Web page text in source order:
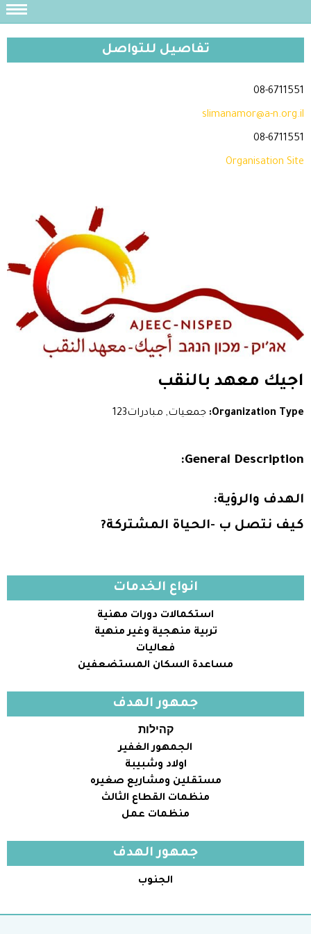
تفاصيل للتواصل
08-6711551
slimanamor@a-n.org.il
08-6711551
Organisation Site
اجيك معهد بالنقب
Organization Type: جمعيات, مبادرات123
General Description:
الهدف والرؤية:
كيف نتصل ب -الحياة المشتركة?
انواع الخدمات
استكمالات دورات مهنية
تربية منهجية وغير منهية
فعاليات
مساعدة السكان المستضعفين
جمهور الهدف
קהילות
الجمهور الغفير
اولاد وشبيبة
مستقلين ومشاريع صغيره
منظمات القطاع الثالث
منظمات عمل
جمهور الهدف
الجنوب